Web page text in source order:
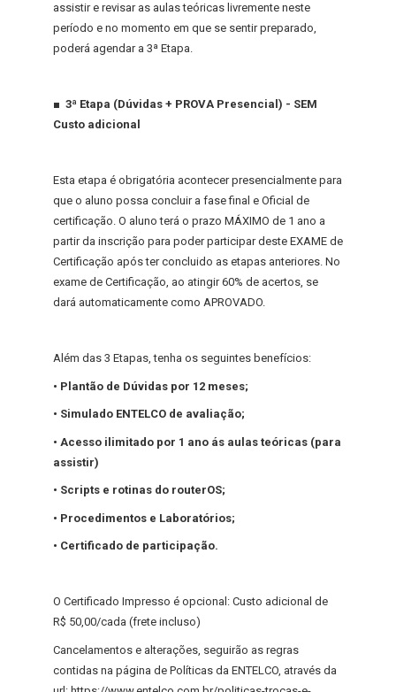
assistir e revisar as aulas teóricas livremente neste
período e no momento em que se sentir preparado,
poderá agendar a 3ª Etapa.
■ 3ª Etapa (Dúvidas + PROVA Presencial) - SEM
Custo adicional
Esta etapa é obrigatória acontecer presencialmente para
que o aluno possa concluir a fase final e Oficial de
certificação. O aluno terá o prazo MÁXIMO de 1 ano a
partir da inscrição para poder participar deste EXAME de
Certificação após ter concluido as etapas anteriores. No
exame de Certificação, ao atingir 60% de acertos, se
dará automaticamente como APROVADO.
Além das 3 Etapas, tenha os seguintes benefícios:
• Plantão de Dúvidas por 12 meses;
• Simulado ENTELCO de avaliação;
• Acesso ilimitado por 1 ano ás aulas teóricas (para
assistir)
• Scripts e rotinas do routerOS;
• Procedimentos e Laboratórios;
• Certificado de participação.
O Certificado Impresso é opcional: Custo adicional de
R$ 50,00/cada (frete incluso)
Cancelamentos e alterações, seguirão as regras
contidas na página de Políticas da ENTELCO, através da